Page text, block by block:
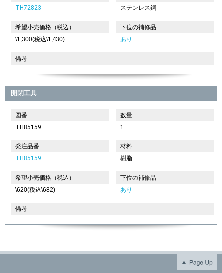
TH72823
ステンレス鋼
希望小売価格（税込）
\1,300(税込\1,430)
下位の補修品
あり
備考
開閉工具
図番
TH85159
数量
1
発注品番
TH85159
材料
樹脂
希望小売価格（税込）
\620(税込\682)
下位の補修品
あり
備考